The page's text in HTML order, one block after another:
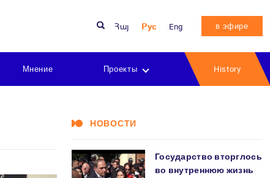
Հայ Рус Eng в эфире
Мнение Проекты History
НОВОСТИ
Государство вторглось
во внутреннюю жизнь